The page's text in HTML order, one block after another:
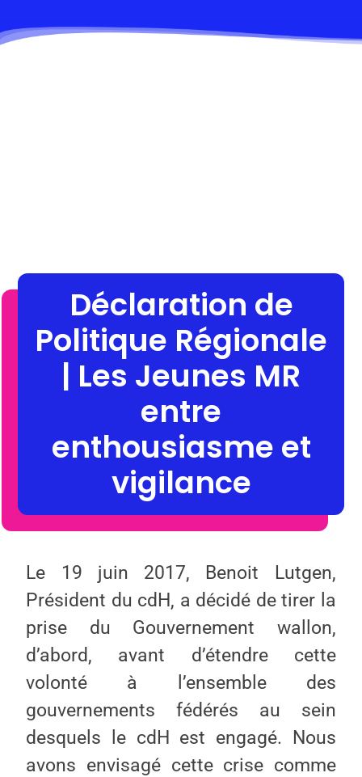
Déclaration de
Politique Régionale
| Les Jeunes MR
entre
enthousiasme et
vigilance
Le 19 juin 2017, Benoit Lutgen,
Président du cdH, a décidé de tirer la
prise du Gouvernement wallon,
d’abord, avant d’étendre cette
volonté à l’ensemble des
gouvernements fédérés au sein
desquels le cdH est engagé. Nous
avons envisagé cette crise comme